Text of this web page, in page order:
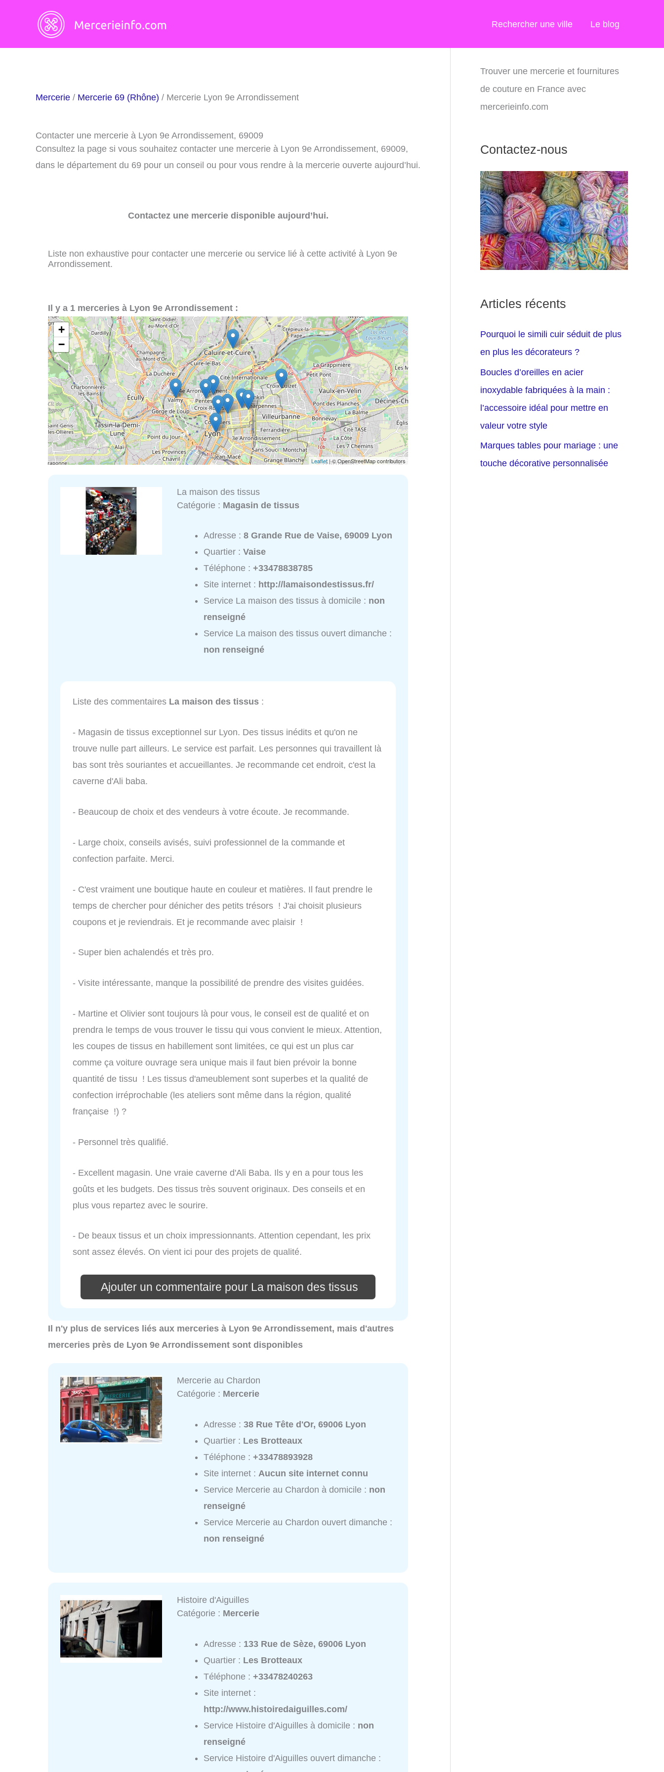
Rechercher une ville Le blog
Mercerie / Mercerie 69 (Rhône) / Mercerie Lyon 9e Arrondissement
Contacter une mercerie à Lyon 9e Arrondissement, 69009
Consultez la page si vous souhaitez contacter une mercerie à Lyon 9e Arrondissement, 69009,
dans le département du 69 pour un conseil ou pour vous rendre à la mercerie ouverte aujourd’hui.
Contactez une mercerie disponible aujourd’hui.
Liste non exhaustive pour contacter une mercerie ou service lié à cette activité à Lyon 9e
Arrondissement.
Il y a 1 merceries à Lyon 9e Arrondissement :
+
−
Leaflet| © OpenStreetMap contributors
La maison des tissus
Catégorie : Magasin de tissus
Adresse :8 Grande Rue de Vaise, 69009 Lyon
Quartier :Vaise
Téléphone :+33478838785
Site internet : http://lamaisondestissus.fr/
Service La maison des tissus à domicile : non
renseigné
Service La maison des tissus ouvert dimanche :
non renseigné
Liste des commentaires La maison des tissus :
- Magasin de tissus exceptionnel sur Lyon. Des tissus inédits et qu'on ne
trouve nulle part ailleurs. Le service est parfait. Les personnes qui travaillent là
bas sont très souriantes et accueillantes. Je recommande cet endroit, c'est la
caverne d'Ali baba.
- Beaucoup de choix et des vendeurs à votre écoute. Je recommande.
- Large choix, conseils avisés, suivi professionnel de la commande et
confection parfaite. Merci.
- C'est vraiment une boutique haute en couleur et matières. Il faut prendre le
temps de chercher pour dénicher des petits trésors ! J'ai choisit plusieurs
coupons et je reviendrais. Et je recommande avec plaisir !
- Super bien achalendés et très pro.
- Visite intéressante, manque la possibilité de prendre des visites guidées.
- Martine et Olivier sont toujours là pour vous, le conseil est de qualité et on
prendra le temps de vous trouver le tissu qui vous convient le mieux. Attention,
les coupes de tissus en habillement sont limitées, ce qui est un plus car
comme ça voiture ouvrage sera unique mais il faut bien prévoir la bonne
quantité de tissu ! Les tissus d'ameublement sont superbes et la qualité de
confection irréprochable (les ateliers sont même dans la région, qualité
française !) ?
- Personnel très qualifié.
- Excellent magasin. Une vraie caverne d'Ali Baba. Ils y en a pour tous les
goûts et les budgets. Des tissus très souvent originaux. Des conseils et en
plus vous repartez avec le sourire.
- De beaux tissus et un choix impressionnants. Attention cependant, les prix
sont assez élevés. On vient ici pour des projets de qualité.
Ajouter un commentaire pour La maison des tissus
Il n'y plus de services liés aux merceries à Lyon 9e Arrondissement, mais d'autres
merceries près de Lyon 9e Arrondissement sont disponibles
Mercerie au Chardon
Catégorie : Mercerie
Adresse :38 Rue Tête d'Or, 69006 Lyon
Quartier : Les Brotteaux
Téléphone :+33478893928
Site internet : Aucun site internet connu
Service Mercerie au Chardon à domicile : non
renseigné
Service Mercerie au Chardon ouvert dimanche :
non renseigné
Histoire d'Aiguilles
Catégorie : Mercerie
Adresse : 133 Rue de Sèze, 69006 Lyon
Quartier : Les Brotteaux
Téléphone :+33478240263
Site internet :
http://www.histoiredaiguilles.com/
Service Histoire d'Aiguilles à domicile : non
renseigné
Service Histoire d'Aiguilles ouvert dimanche :
Trouver une mercerie et fournitures
de couture en France avec
mercerieinfo.com
Contactez-nous
Articles récents
Pourquoi le simili cuir séduit de plus
en plus les décorateurs ?
Boucles d’oreilles en acier
inoxydable fabriquées à la main :
l’accessoire idéal pour mettre en
valeur votre style
Marques tables pour mariage : une
touche décorative personnalisée